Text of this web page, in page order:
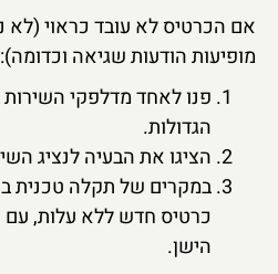
אם הכרטיס לא עובד כראוי
מופיעות הודעות שגיאה וכדומה):
פנו לאחד מדלפקי
הגדולות.
הציגו את הבעיה לנציג
במקרים של תקלה טכנית
כרטיס חדש ללא עלות,
הישן.